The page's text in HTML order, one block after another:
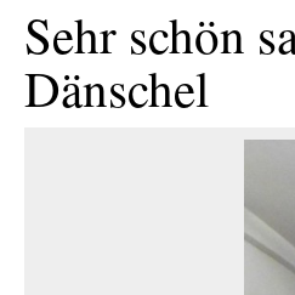
Sehr schön
Dänschel